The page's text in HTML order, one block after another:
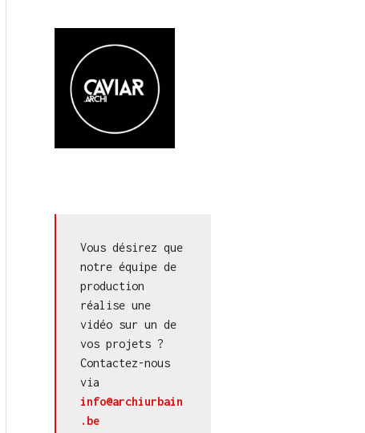
Vous désirez que
notre équipe de
production
réalise une
vidéo sur un de
vos projets ?
Contactez-nous
info@archiurbain
.be